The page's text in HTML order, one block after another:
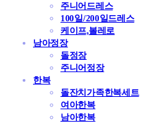
주니어드레스
100일/200일드레스
케이프,볼레로
남아정장
돌정장
주니어정장
한복
돌잔치가족한복세트
여아한복
남아한복